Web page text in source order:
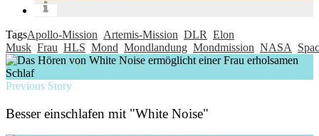
TagsApollo-Mission Artemis-Mission DLR Elon
Musk Frau HLS Mond Mondlandung Mondmission NASA
Previous Story
Besser einschlafen mit "White Noise"